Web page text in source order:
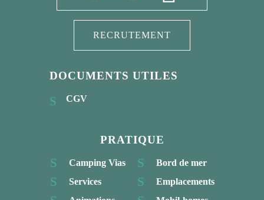
RECRUTEMENT
DOCUMENTS UTILES
CGV
PRATIQUE
Camping Vias
Services
Bord de mer
Emplacements